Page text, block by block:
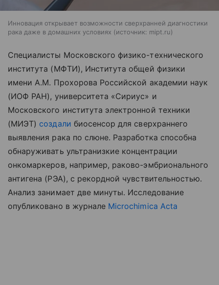
Инновация открывает возможности сверхранней диагностики
рака даже в домашних условиях
источник: mipt.ru
Специалисты Московского физико-технического
института (МФТИ), Института общей физики
имени А.М. Прохорова Российской академии наук
(ИОФ РАН), университета «Сириус» и
Московского института электронной техники
(МИЭТ) создали биосенсор для сверхраннего
выявления рака по слюне. Разработка способна
обнаруживать ультранизкие концентрации
онкомаркеров, например, раково-эмбрионального
антигена (РЭА), с рекордной чувствительностью.
Анализ занимает две минуты. Исследование
опубликовано в журнале Microchimica Acta